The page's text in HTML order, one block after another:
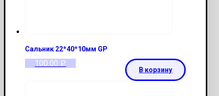
Сальник 22*40*10мм GP
100.00 Р
В корзину